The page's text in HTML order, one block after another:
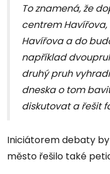
To znamená, že
centrem
Havířova a do
například
druhý pruh
dneska o tom
diskutovat a řešit
Iniciátorem debaty
město řešilo také